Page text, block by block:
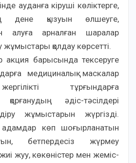
ауданға кіруші көліктерге,
дене қызуын өлшеуге,
алуға арналған шаралар
қолдау көрсетті.
акция барысында тексеруге
медициналық маскалар
тұрғындарға
қорғанудың әдіс-тәсілдері
жұмыстарын жүргізді.
көп шоғырланатын
бетпердесіз жүрмеу
жиі жуу, көкөністер мен жеміс-